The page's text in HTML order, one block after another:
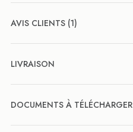
AVIS CLIENTS (1)
LIVRAISON
DOCUMENTS À TÉLÉCHARGER